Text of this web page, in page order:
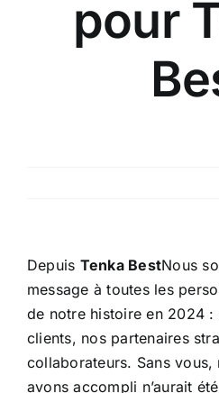
pour
Depuis Tenka BestNous
message à toutes les
de notre histoire en 2024
clients, nos partenaires
collaborateurs. Sans
avons accompli n’aurait